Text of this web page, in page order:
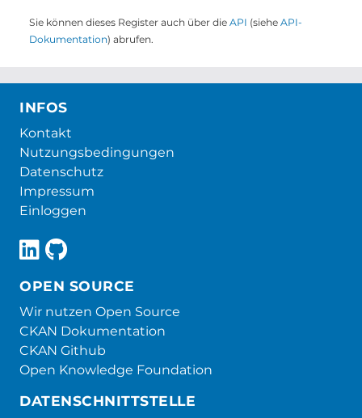
Sie können dieses Register auch über die API (siehe API-
Dokumentation) abrufen.
INFOS
Kontakt
Nutzungsbedingungen
Datenschutz
Impressum
Einloggen
OPEN SOURCE
Wir nutzen Open Source
CKAN Dokumentation
CKAN Github
Open Knowledge Foundation
DATENSCHNITTSTELLE